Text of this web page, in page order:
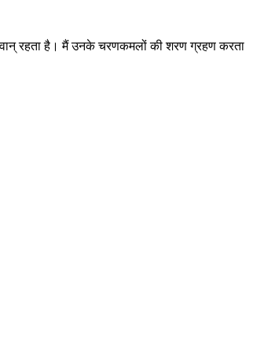
रहता है। मैं उनके चरणकमलों की शरण ग्रहण करता